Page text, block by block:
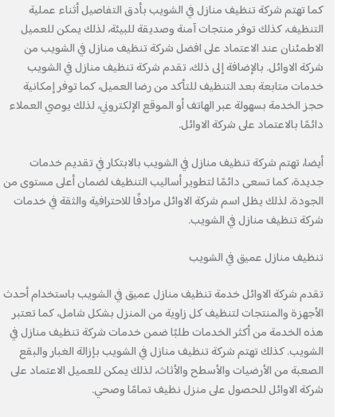
كما تهتم شركة تنظيف منازل في الشويب بأدق التفاصيل أثناء عملية
التنظيف، كذلك توفر منتجات آمنة وصديقة للبيئة، لذلك يمكن للعميل
الاطمئنان عند الاعتماد على افضل شركة تنظيف منازل في الشويب من
شركة الاوائل. بالإضافة إلى ذلك، تقدم شركة تنظيف منازل في الشويب
خدمات متابعة بعد التنظيف للتأكد من رضا العميل، كما توفر إمكانية
حجز الخدمة بسهولة عبر الهاتف أو الموقع الإلكتروني، لذلك يوصي العملاء
دائمًا بالاعتماد على شركة الاوائل.
أيضا، تهتم شركة تنظيف منازل في الشويب بالابتكار في تقديم خدمات
جديدة، كما تسعى دائمًا لتطوير أساليب التنظيف لضمان أعلى مستوى من
الجودة، لذلك يظل اسم شركة الاوائل مرادفًا للاحترافية والثقة في خدمات
شركة تنظيف منازل في الشويب.
تنظيف منازل عميق في الشويب
تقدم شركة الاوائل خدمة تنظيف منازل عميق في الشويب باستخدام أحدث
الأجهزة والمنتجات لتنظيف كل زاوية من المنزل بشكل شامل، كما تعتبر
هذه الخدمة من أكثر الخدمات طلبًا ضمن خدمات شركة تنظيف منازل في
الشويب. كذلك تهتم شركة تنظيف منازل في الشويب بإزالة الغبار والبقع
الصعبة من الأرضيات والأسطح والأثاث، لذلك يمكن للعميل الاعتماد على
شركة الاوائل للحصول على منزل نظيف تمامًا وصحي.